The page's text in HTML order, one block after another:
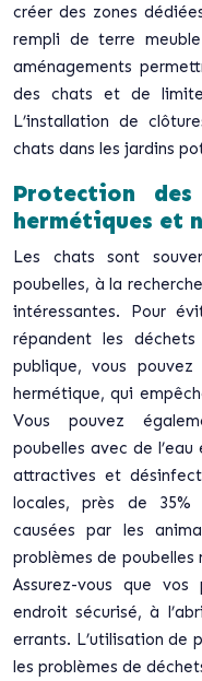
créer des zones
rempli de terre
aménagements
des chats et de
L’installation de
chats dans les jardins
Protection des
hermétiques et
Les chats sont
poubelles, à la
intéressantes. Pour
répandent les
publique, vous
hermétique, qui
Vous pouvez
poubelles avec de
attractives et
locales, près de 35%
causées par les
problèmes de
Assurez-vous que
endroit sécurisé, à
errants. L’utilisation de
les problèmes de